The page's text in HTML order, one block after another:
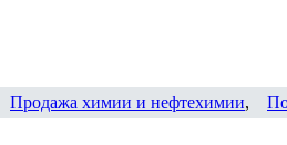
Продажа химии и нефтехимии,